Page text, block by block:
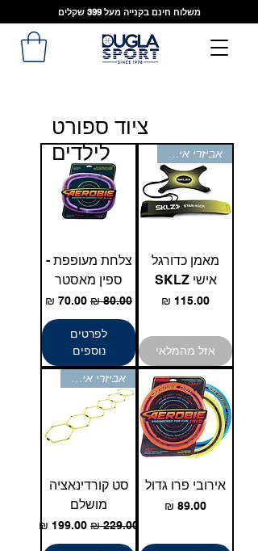
משלוח חינם בקנייה מעל 399 שקלים
אביזרי אימון
מאמן כדורגל
אישי SKLZ
מחיר
אזל מהמלאי
צלחת מעופפת -
ספין מאסטר
מחיר רגיל מחיר מבצע
לפרטים
נוספים
אירובי פרו גדול
מחיר
אביזרי אימון
סט קורדינאציה
מושלם
מחיר רגיל מחיר מבצע
ציוד ספורט
לילדים